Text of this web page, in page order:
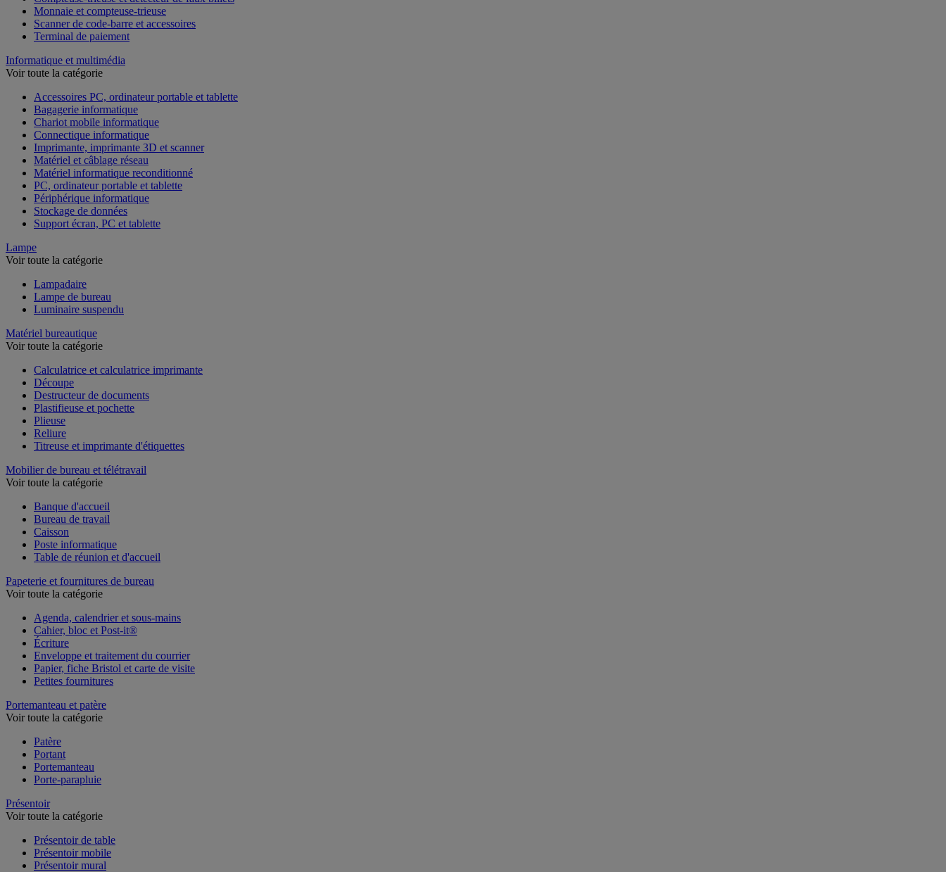
Monnaie et compteuse-trieuse
Scanner de code-barre et accessoires
Terminal de paiement
Informatique et multimédia
Voir toute la catégorie
Accessoires PC, ordinateur portable et tablette
Bagagerie informatique
Chariot mobile informatique
Connectique informatique
Imprimante, imprimante 3D et scanner
Matériel et câblage réseau
Matériel informatique reconditionné
PC, ordinateur portable et tablette
Périphérique informatique
Stockage de données
Support écran, PC et tablette
Lampe
Voir toute la catégorie
Lampadaire
Lampe de bureau
Luminaire suspendu
Matériel bureautique
Voir toute la catégorie
Calculatrice et calculatrice imprimante
Découpe
Destructeur de documents
Plastifieuse et pochette
Plieuse
Reliure
Titreuse et imprimante d'étiquettes
Mobilier de bureau et télétravail
Voir toute la catégorie
Banque d'accueil
Bureau de travail
Caisson
Poste informatique
Table de réunion et d'accueil
Papeterie et fournitures de bureau
Voir toute la catégorie
Agenda, calendrier et sous-mains
Cahier, bloc et Post-it®
Écriture
Enveloppe et traitement du courrier
Papier, fiche Bristol et carte de visite
Petites fournitures
Portemanteau et patère
Voir toute la catégorie
Patère
Portant
Portemanteau
Porte-parapluie
Présentoir
Voir toute la catégorie
Présentoir de table
Présentoir mobile
Présentoir mural